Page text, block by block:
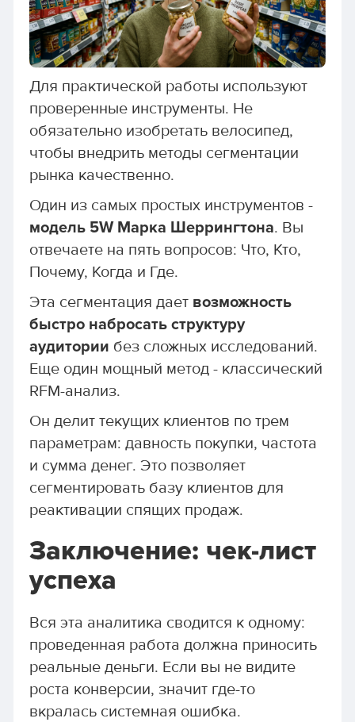
Для практической работы используют
проверенные инструменты. Не
обязательно изобретать велосипед,
чтобы внедрить методы сегментации
рынка качественно.
Один из самых простых инструментов -
модель 5W Марка Шеррингтона. Вы
отвечаете на пять вопросов: Что, Кто,
Почему, Когда и Где.
Эта сегментация дает возможность
быстро набросать структуру
аудитории без сложных исследований.
Еще один мощный метод - классический
RFM-анализ.
Он делит текущих клиентов по трем
параметрам: давность покупки, частота
и сумма денег. Это позволяет
сегментировать базу клиентов для
реактивации спящих продаж.
Заключение: чек-лист
успеха
Вся эта аналитика сводится к одному:
проведенная работа должна приносить
реальные деньги. Если вы не видите
роста конверсии, значит где-то
вкралась системная ошибка.